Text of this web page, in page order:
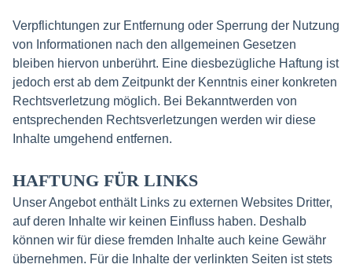
Verpflichtungen zur Entfernung oder Sperrung der Nutzung
von Informationen nach den allgemeinen Gesetzen
bleiben hiervon unberührt. Eine diesbezügliche Haftung ist
jedoch erst ab dem Zeitpunkt der Kenntnis einer konkreten
Rechtsverletzung möglich. Bei Bekanntwerden von
entsprechenden Rechtsverletzungen werden wir diese
Inhalte umgehend entfernen.
HAFTUNG FÜR LINKS
Unser Angebot enthält Links zu externen Websites Dritter,
auf deren Inhalte wir keinen Einfluss haben. Deshalb
können wir für diese fremden Inhalte auch keine Gewähr
übernehmen. Für die Inhalte der verlinkten Seiten ist stets